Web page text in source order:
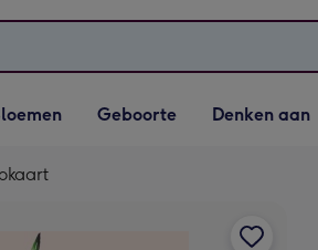
openen
Vervolgkeuzelijst
Geboorte openen
Geboorte
Vervolgkeuzelijst
Denken aan openen
Denken aan